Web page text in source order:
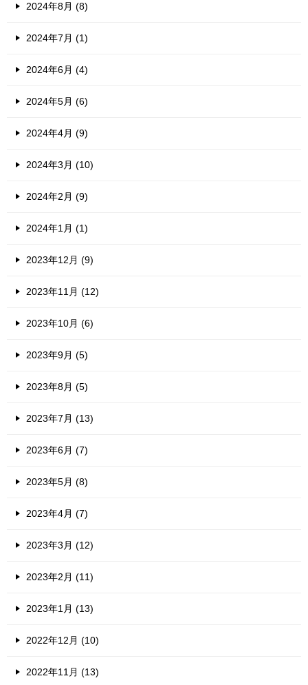
2024年8月 (8)
2024年7月 (1)
2024年6月 (4)
2024年5月 (6)
2024年4月 (9)
2024年3月 (10)
2024年2月 (9)
2024年1月 (1)
2023年12月 (9)
2023年11月 (12)
2023年10月 (6)
2023年9月 (5)
2023年8月 (5)
2023年7月 (13)
2023年6月 (7)
2023年5月 (8)
2023年4月 (7)
2023年3月 (12)
2023年2月 (11)
2023年1月 (13)
2022年12月 (10)
2022年11月 (13)